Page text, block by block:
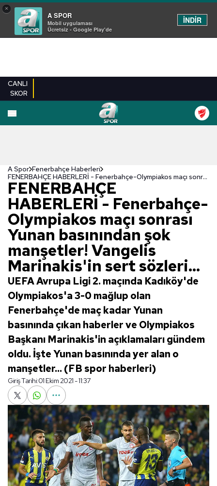
×
A SPOR
Mobil uygulaması
Ücretsiz - Google Play'de
İNDİR
CANLI
SKOR
A Spor Fenerbahçe Haberleri
FENERBAHÇE HABERLERİ - Fenerbahçe-Olympiakos maçı sonrası Yunan basınından şok manşetler! Vangelis Marinakis'in sert sözleri...
FENERBAHÇE
HABERLERİ - Fenerbahçe-
Olympiakos maçı sonrası
Yunan basınından şok
manşetler! Vangelis
Marinakis'in sert sözleri...
UEFA Avrupa Ligi 2. maçında Kadıköy'de
Olympiakos'a 3-0 mağlup olan
Fenerbahçe'de maç kadar Yunan
basınında çıkan haberler ve Olympiakos
Başkanı Marinakis'in açıklamaları gündem
oldu. İşte Yunan basınında yer alan o
manşetler... (FB spor haberleri)
Giriş Tarihi:01 Ekim 2021 - 11:37